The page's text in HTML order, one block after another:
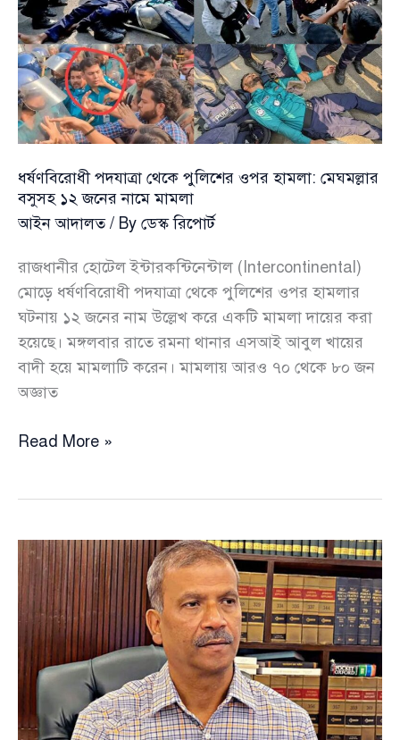
সিদ্ধান্ত
ধর্ষণবিরোধী পদযাত্রা থেকে পুলিশের ওপর হামলা: মেঘমল্লার
বসুসহ ১২ জনের নামে মামলা
আইন আদালত/ By ডেস্ক রিপোর্ট
রাজধানীর হোটেল ইন্টারকন্টিনেন্টাল (Intercontinental)
মোড়ে ধর্ষণবিরোধী পদযাত্রা থেকে পুলিশের ওপর হামলার
ঘটনায় ১২ জনের নাম উল্লেখ করে একটি মামলা দায়ের করা
হয়েছে। মঙ্গলবার রাতে রমনা থানার এসআই আবুল খায়ের
বাদী হয়ে মামলাটি করেন। মামলায় আরও ৭০ থেকে ৮০ জন
অজ্ঞাত
ধর্ষণবিরোধী
ওপর
হামলা:
মেঘমল্লার
বসুসহ
১২
জনের
নামে
মামলা
Read More »